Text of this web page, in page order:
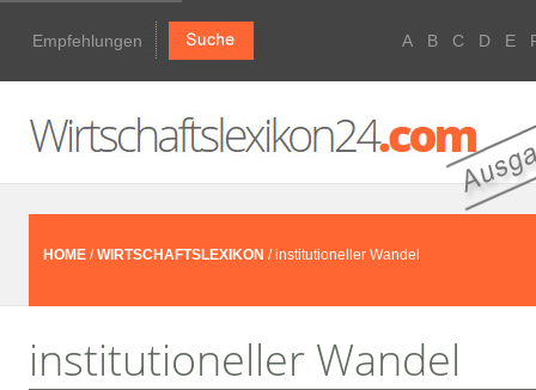
Empfehlungen A B C D E
HOME /WIRTSCHAFTSLEXIKON / institutioneller Wandel
institutioneller Wandel